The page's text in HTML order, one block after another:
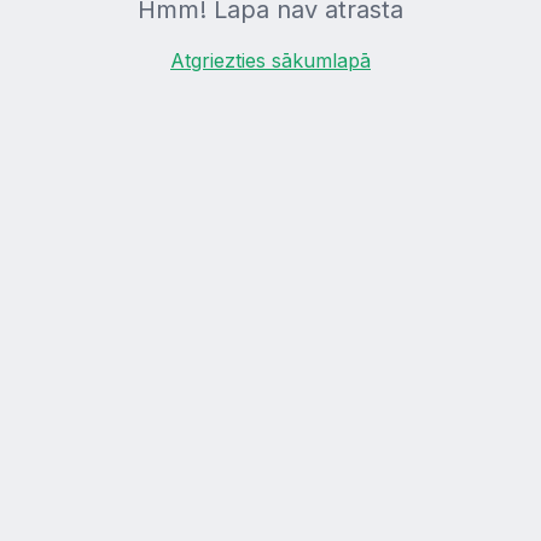
Hmm! Lapa nav atrasta
Atgriezties sākumlapā